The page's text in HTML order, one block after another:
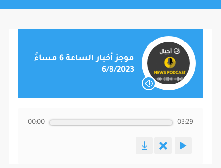
موجز أخبار الساعة 6 مساءً
6/8/2023
00:00 03:29